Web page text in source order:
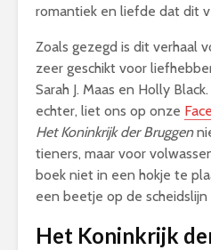
romantiek en liefde dat dit
Zoals gezegd is dit verhaal
zeer geschikt voor
Sarah J. Maas en Holly
echter, liet ons op onze
Het Koninkrijk der Bruggen
tieners, maar voor
boek niet in een hokje te
een beetje op de
Het Koninkrijk